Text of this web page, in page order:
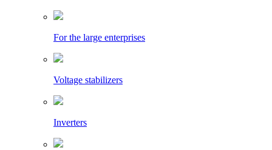
For the large enterprises
Voltage stabilizers
Inverters